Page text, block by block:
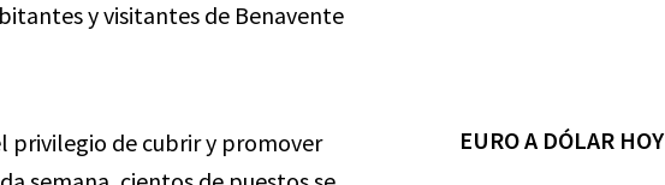
y visitantes de Benavente
privilegio de cubrir y promover
EURO A DÓLAR HOY